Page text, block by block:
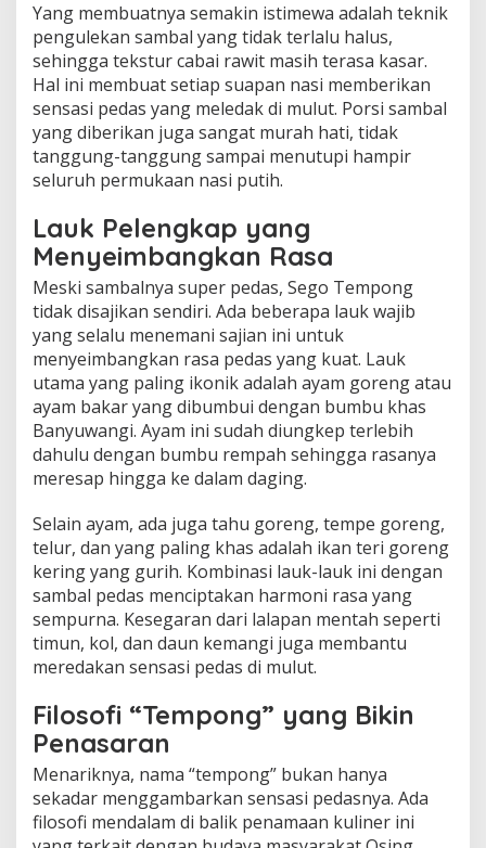
Yang membuatnya semakin istimewa adalah teknik
pengulekan sambal yang tidak terlalu halus,
sehingga tekstur cabai rawit masih terasa kasar.
Hal ini membuat setiap suapan nasi memberikan
sensasi pedas yang meledak di mulut. Porsi sambal
yang diberikan juga sangat murah hati, tidak
tanggung-tanggung sampai menutupi hampir
seluruh permukaan nasi putih.
Lauk Pelengkap yang
Menyeimbangkan Rasa
Meski sambalnya super pedas, Sego Tempong
tidak disajikan sendiri. Ada beberapa lauk wajib
yang selalu menemani sajian ini untuk
menyeimbangkan rasa pedas yang kuat. Lauk
utama yang paling ikonik adalah ayam goreng atau
ayam bakar yang dibumbui dengan bumbu khas
Banyuwangi. Ayam ini sudah diungkep terlebih
dahulu dengan bumbu rempah sehingga rasanya
meresap hingga ke dalam daging.
Selain ayam, ada juga tahu goreng, tempe goreng,
telur, dan yang paling khas adalah ikan teri goreng
kering yang gurih. Kombinasi lauk-lauk ini dengan
sambal pedas menciptakan harmoni rasa yang
sempurna. Kesegaran dari lalapan mentah seperti
timun, kol, dan daun kemangi juga membantu
meredakan sensasi pedas di mulut.
Filosofi “Tempong” yang Bikin
Penasaran
Menariknya, nama “tempong” bukan hanya
sekadar menggambarkan sensasi pedasnya. Ada
filosofi mendalam di balik penamaan kuliner ini